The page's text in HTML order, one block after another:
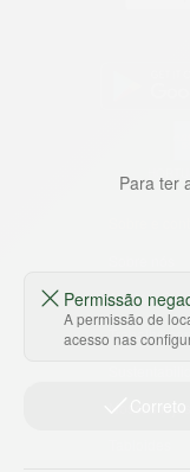
Ajuda e
Trabalhe
Para ter
Permissão
A permissão de
acesso nas